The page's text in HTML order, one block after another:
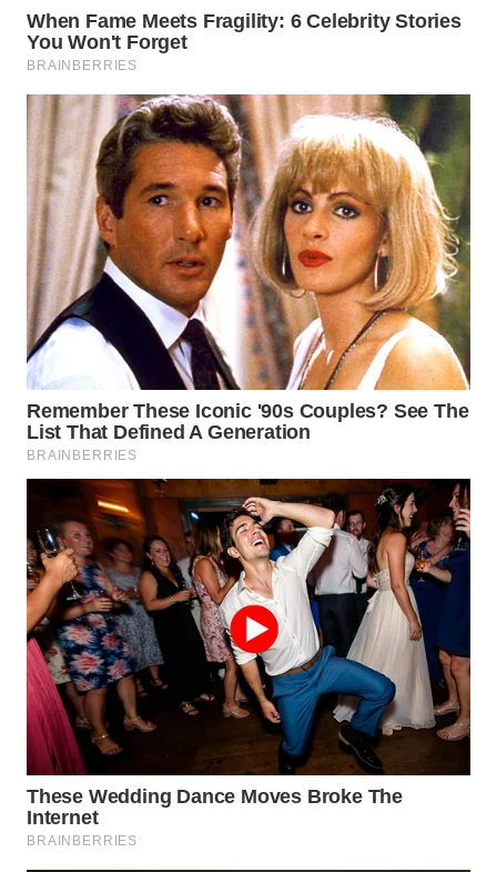
WN
CIREBON
WN
INDRAMAYU
WN
KUNINGAN
WN
MAJALENGKA
WN
SUBANG
WN
SUKABUMI
WN
PURWAKARTA
WN
PRIANGAN
TIMUR
WN
SEMARANG
WN
SOLO